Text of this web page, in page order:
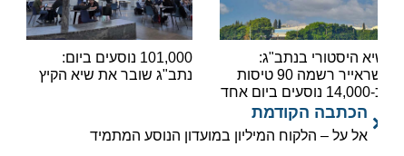
היסטורי בנתב"ג:
ישראייר רשמה 90 טיסות
101,000 נוסעים ביום:
נתב"ג שובר את שיא הקיץ
הכתבה הקודמת
אל על – הלקוח המיליון במועדון הנוסע המתמיד